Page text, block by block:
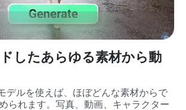
したあらゆる素材から動
デルを使えば、ほぼどんな素材からで
られます。写真、動画、キャラクター